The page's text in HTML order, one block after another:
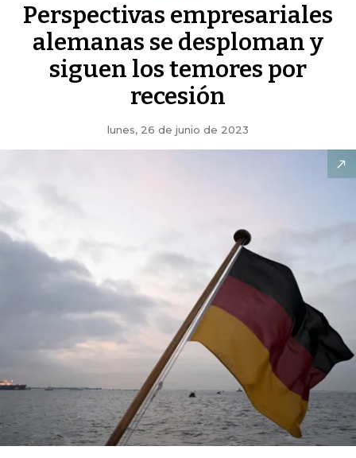
Perspectivas empresariales
alemanas se desploman y
siguen los temores por
recesión
lunes, 26 de junio de 2023